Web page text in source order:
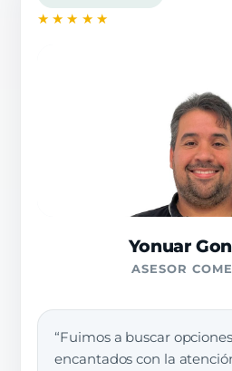
★★★★★
Yonuar
ASESOR
“Fuimos a buscar
encantados con la